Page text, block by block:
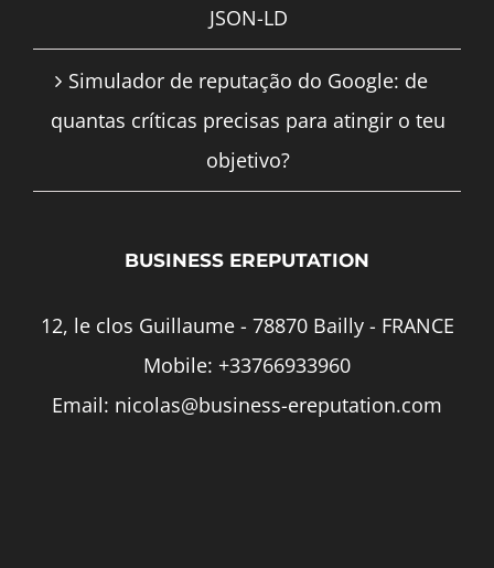
JSON-LD
Simulador de reputação do Google: de
quantas críticas precisas para atingir o teu
objetivo?
BUSINESS EREPUTATION
12, le clos Guillaume - 78870 Bailly - FRANCE
Mobile: +33766933960
Email: nicolas@business-ereputation.com